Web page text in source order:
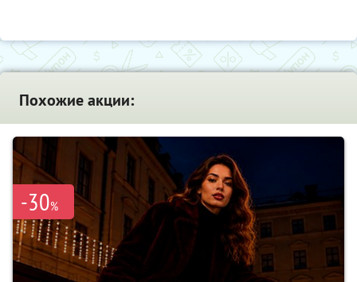
Похожие акции:
-30%